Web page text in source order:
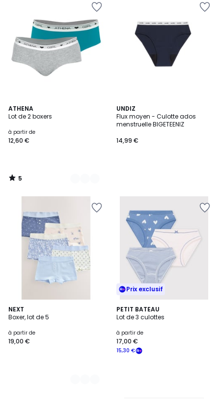
ATHENA
Lot de 2 boxers
à partir de
12,60 €
5
/
3
Couleurs
5
/
UNDIZ
Flux moyen - Culotte ados
menstruelle BIGETEENIZ
14,99 €
NEXT
Boxer, lot de 5
à partir de
19,00 €
2
Couleurs
Prix exclusif
PETIT BATEAU
Lot de 3 culottes
à partir de
15,30 €
17,00 €